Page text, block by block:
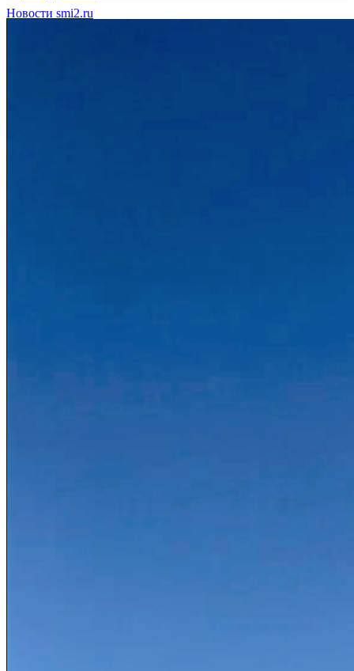
Новости smi2.ru